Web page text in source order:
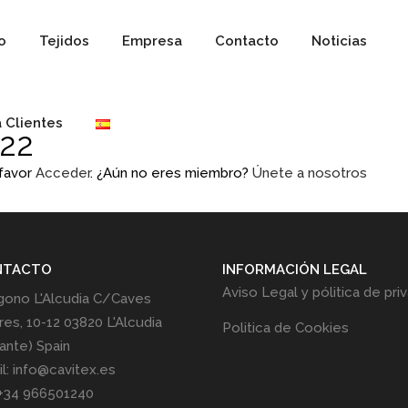
Tejidos Empresa Contacto Noticias
Clientes
Acceder. ¿Aún no eres miembro? Únete a nosotros
L'Alcudia C/Caves
10-12 03820 L'Alcudia
Spain
info@cavitex.es
966501240
INFORMACIÓN LEGAL
Aviso Legal y pólitica de
Politica de Cookies